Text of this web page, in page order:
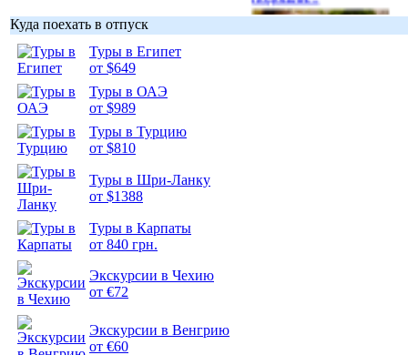
Куда поехать в отпуск
Туры в Египет
от $649
Туры в ОАЭ
от $989
Туры в Турцию
от $810
Туры в Шри-Ланку
от $1388
Туры в Карпаты
от 840 грн.
Экскурсии в Чехию
от €72
Экскурсии в Венгрию
от €60